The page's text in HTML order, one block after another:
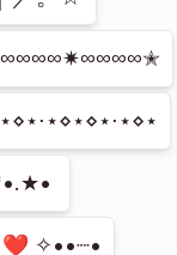
⋆⋄⋆⋅⋆⋄⋆⋄⋆⋅⋆⋄⋆
❤ ✧••┈•